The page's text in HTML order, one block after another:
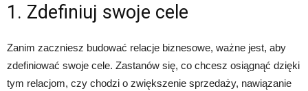
1. Zdefiniuj swoje cele
Zanim zaczniesz budować relacje biznesowe, ważne jest, aby
zdefiniować swoje cele. Zastanów się, co chcesz osiągnąć dzięki
tym relacjom, czy chodzi o zwiększenie sprzedaży, nawiązanie